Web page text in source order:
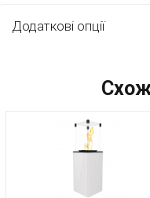
Додаткові опції